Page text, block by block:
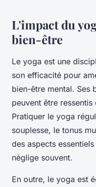
L'impact du
bien-être
Le yoga est une
son efficacité pour
bien-être mental. Ses
peuvent être
Pratiquer le yoga
souplesse, le tonus
des aspects
néglige souvent.
En outre, le yoga est